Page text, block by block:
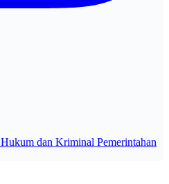
Hukum dan Kriminal Pemerintahan